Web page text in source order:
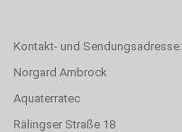
Kontakt- und Sendungsadresse:
Norgard Ambrock
Aquaterratec
Rälingser Straße 18